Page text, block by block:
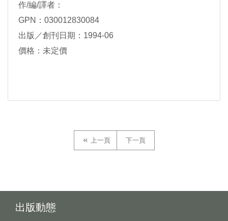
作/編/譯者：
GPN：030012830084
出版／創刊日期：1994-06
價格：未定價
上一頁 下一頁
出版動態